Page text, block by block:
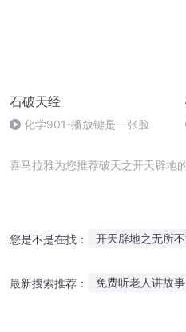
石破天经
化学901-播放键是一张脸
喜马拉雅为您推荐破天之开天辟地
您是不是在找： 开天辟地之无所
最新搜索推荐： 免费听老人讲故事